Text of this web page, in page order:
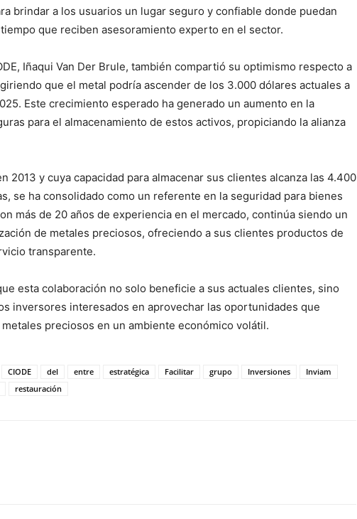
brindar a los usuarios un lugar seguro y confiable donde puedan
que reciben asesoramiento experto en el sector.
Iñaqui Van Der Brule, también compartió su optimismo respecto a
que el metal podría ascender de los 3.000 dólares actuales a
Este crecimiento esperado ha generado un aumento en la
para el almacenamiento de estos activos, propiciando la alianza
2013 y cuya capacidad para almacenar sus clientes alcanza las 4.400
se ha consolidado como un referente en la seguridad para bienes
más de 20 años de experiencia en el mercado, continúa siendo un
de metales preciosos, ofreciendo a sus clientes productos de
transparente.
esta colaboración no solo beneficie a sus actuales clientes, sino
inversores interesados en aprovechar las oportunidades que
preciosos en un ambiente económico volátil.
CIODE del entre estratégica Facilitar grupo Inversiones
Inviam
restauración